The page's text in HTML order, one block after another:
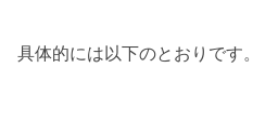
具体的には以下のとおりです。